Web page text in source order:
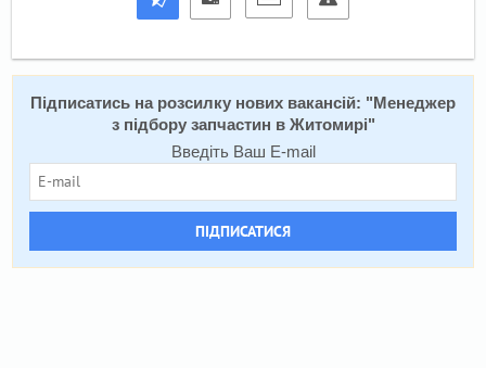
Підписатись на розсилку нових вакансій: " Менеджер
з підбору запчастин в Житомирі"
Введіть Ваш E-mail
ПІДПИСАТИСЯ